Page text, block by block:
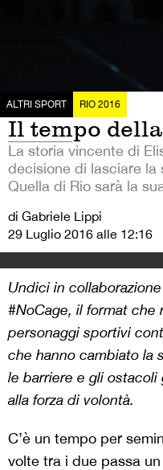
ALTRI SPORT RIO 2016
Il tempo
La storia vincente di
decisione di lasciare la
Quella di Rio sarà la
di Gabriele Lippi
29 Luglio 2016 alle 12:16
Undici in
#NoCage, il format
personaggi sportivi
che hanno cambiato la
le barriere e gli ostacoli
alla forza di volontà.
C’è un tempo per
volte tra i due passa